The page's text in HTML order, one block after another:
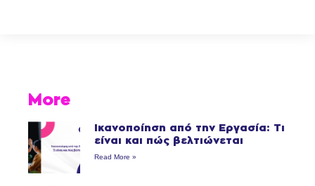
More
Ικανοποίηση από την Εργασία: Τι
είναι και πώς βελτιώνεται
Read More »